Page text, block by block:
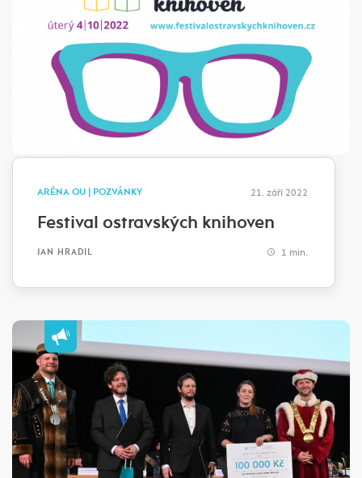
ARÉNA OU | POZVÁNKY 21. září 2022
Festival ostravských knihoven
JAN HRADIL 1 min.